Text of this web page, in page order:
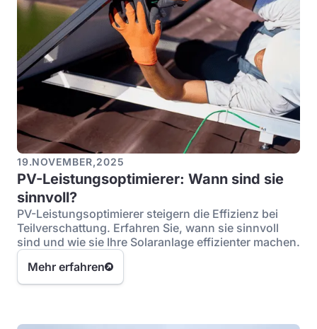
19.NOVEMBER,2025
PV-Leistungsoptimierer: Wann sind sie
sinnvoll?
PV-Leistungsoptimierer steigern die Effizienz bei
Teilverschattung. Erfahren Sie, wann sie sinnvoll
sind und wie sie Ihre Solaranlage effizienter machen.
Mehr erfahren